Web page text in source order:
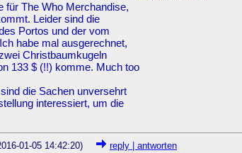
für The Who Merchandise,
Leider sind die
Portos und der vom
habe mal ausgerechnet,
Christbaumkugeln
133 $ (!!) komme. Much too
die Sachen unversehrt
interessiert, um die
01-05 14:42:20) reply | antworten